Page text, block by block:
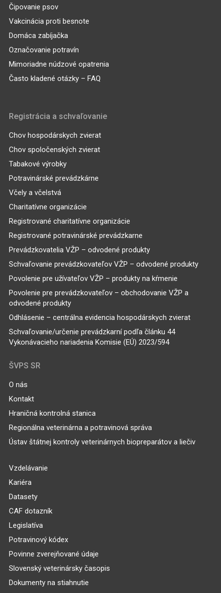
Čipovanie psov
Vakcinácia proti besnote
Domáca zabíjačka
Označovanie potravín
Mimoriadne núdzové opatrenia
Často kladené otázky – FAQ
Registrácia a schvaľovanie
Chov hospodárskych zvierat
Chov spoločenských zvierat
Tabakové výrobky
Potravinárské prevádzkárne
Včely a včelstvá
Charitatívne organizácie
Registrované charitatívne organizácie
Registrované potravinárské prevádzkarne
Prevádzkovatelia VŽP – odvodené produkty
Schvaľovanie prevádzkovateľov VŽP – odvodené produkty
Povolenie pre užívateľov VŽP – produkty na kŕmenie
Povolenie pre prevádzkovateľov – obchodovanie VŽP a
odvodené produkty
Odhlásenie – centrálna evidencia hospodárskych zvierat
Schvaľovanie/určenie prevádzkarní podľa článku 44
Vykonávacieho nariadenia Komisie (EÚ) 2023/594
ŠVPS SR
O nás
Kontakt
Hraničná kontrolná stanica
Regionálna veterinárna a potravinová správa
Ústav štátnej kontroly veterinárnych biopreparátov a liečiv
Vzdelávanie
Kariéra
Datasety
CAF dotazník
Legislatíva
Potravinový kódex
Povinne zverejňované údaje
Slovenský veterinársky časopis
Dokumenty na stiahnutie